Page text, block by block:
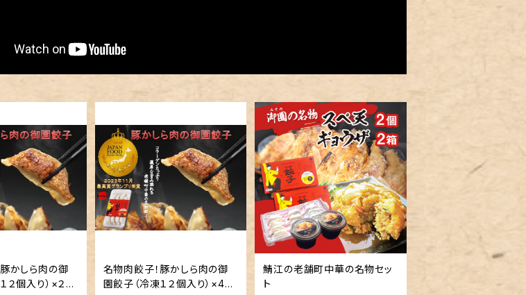
かしら肉の御
２個入り）×２セ
名物肉餃子！豚かしら肉の御
園餃子（冷凍１２個入り）×4セ
鯖江の老舗町中華の名物セッ
ト